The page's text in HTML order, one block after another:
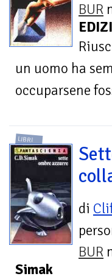
BUR
un uomo ha
occuparsene
LIBRI
di
BUR
Simak